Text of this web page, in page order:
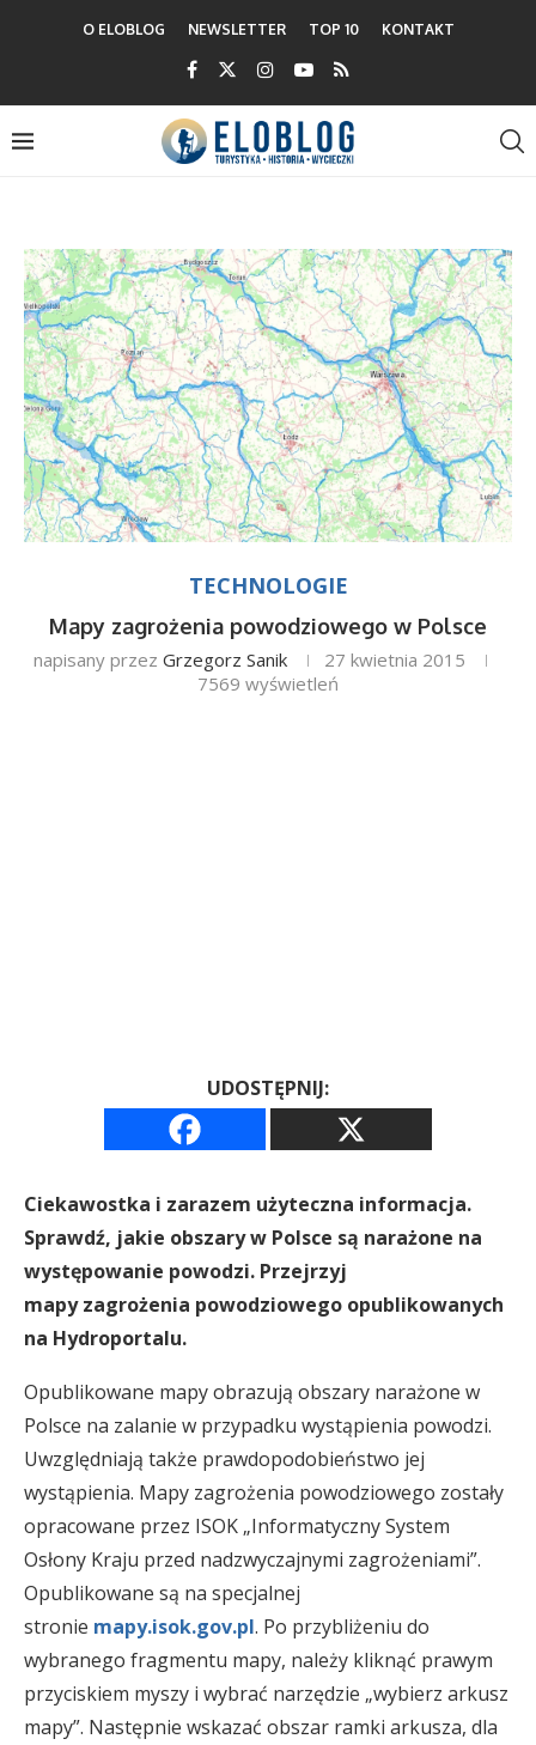
O ELOBLOG NEWSLETTER TOP 10 KONTAKT
TECHNOLOGIE
Mapy zagrożenia powodziowego w Polsce
napisany przez Grzegorz Sanik
27 kwietnia 2015
7569 wyświetleń
UDOSTĘPNIJ:
Ciekawostka i zarazem użyteczna informacja.
Sprawdź, jakie obszary w Polsce są narażone na
występowanie powodzi. Przejrzyj
mapy zagrożenia powodziowego opublikowanych
na Hydroportalu.
Opublikowane mapy obrazują obszary narażone w
Polsce na zalanie w przypadku wystąpienia powodzi.
Uwzględniają także prawdopodobieństwo jej
wystąpienia. Mapy zagrożenia powodziowego zostały
opracowane przez ISOK „Informatyczny System
Osłony Kraju przed nadzwyczajnymi zagrożeniami”.
Opublikowane są na specjalnej
stronie mapy.isok.gov.pl. Po przybliżeniu do
wybranego fragmentu mapy, należy kliknąć prawym
przyciskiem myszy i wybrać narzędzie „wybierz arkusz
mapy”. Następnie wskazać obszar ramki arkusza, dla